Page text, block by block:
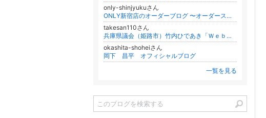
only-shinjyukuさん
ONLY新宿店のオーダーブログ 〜オーダースーツ・シャツの仕上がりを掲載してます〜
takesan110さん
兵庫県議会（姫路市）竹内ひであき「Ｗｅｂ版ひであき日記」
okashita-shoheiさん
岡下 昌平 オフィシャルブログ
一覧を見る